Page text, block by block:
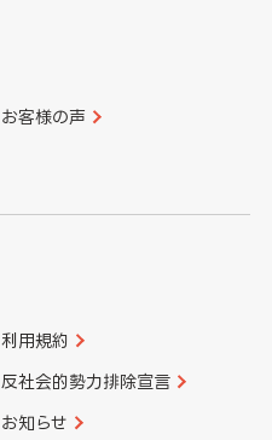
愛媛県
宮崎県
お客様の声
利用規約
反社会的勢力排除宣言
お知らせ